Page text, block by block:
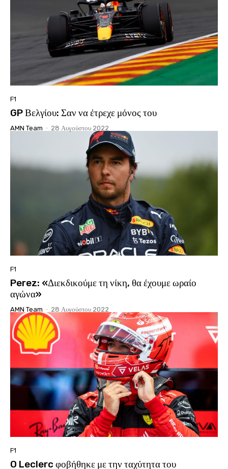
F1
GP Βελγίου: Σαν να έτρεχε μόνος του
AMN Team - 28 Αυγούστου 2022
F1
Perez: «Διεκδικούμε τη νίκη, θα έχουμε ωραίο
αγώνα»
AMN Team - 28 Αυγούστου 2022
F1
O Leclerc φοβήθηκε με την ταχύτητα του